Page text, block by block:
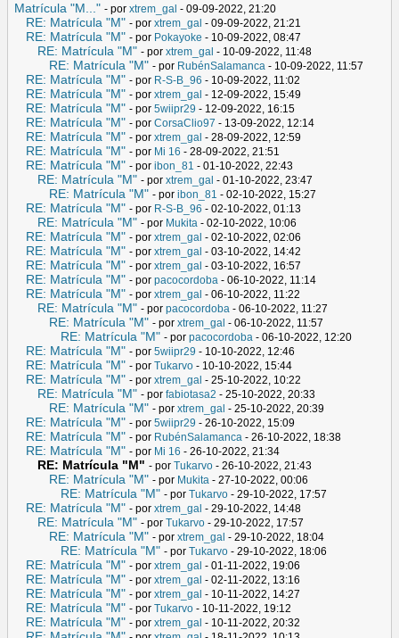
Matrícula "M..." - por xtrem_gal - 09-09-2022, 21:20
RE: Matrícula "M" - por xtrem_gal - 09-09-2022, 21:21
RE: Matrícula "M" - por Pokayoke - 10-09-2022, 08:47
RE: Matrícula "M" - por xtrem_gal - 10-09-2022, 11:48
RE: Matrícula "M" - por RubénSalamanca - 10-09-2022, 11:57
RE: Matrícula "M" - por R-S-B_96 - 10-09-2022, 11:02
RE: Matrícula "M" - por xtrem_gal - 12-09-2022, 15:49
RE: Matrícula "M" - por 5wiipr29 - 12-09-2022, 16:15
RE: Matrícula "M" - por CorsaClio97 - 13-09-2022, 12:14
RE: Matrícula "M" - por xtrem_gal - 28-09-2022, 12:59
RE: Matrícula "M" - por Mi 16 - 28-09-2022, 21:51
RE: Matrícula "M" - por ibon_81 - 01-10-2022, 22:43
RE: Matrícula "M" - por xtrem_gal - 01-10-2022, 23:47
RE: Matrícula "M" - por ibon_81 - 02-10-2022, 15:27
RE: Matrícula "M" - por R-S-B_96 - 02-10-2022, 01:13
RE: Matrícula "M" - por Mukita - 02-10-2022, 10:06
RE: Matrícula "M" - por xtrem_gal - 02-10-2022, 02:06
RE: Matrícula "M" - por xtrem_gal - 03-10-2022, 14:42
RE: Matrícula "M" - por xtrem_gal - 03-10-2022, 16:57
RE: Matrícula "M" - por pacocordoba - 06-10-2022, 11:14
RE: Matrícula "M" - por xtrem_gal - 06-10-2022, 11:22
RE: Matrícula "M" - por pacocordoba - 06-10-2022, 11:27
RE: Matrícula "M" - por xtrem_gal - 06-10-2022, 11:57
RE: Matrícula "M" - por pacocordoba - 06-10-2022, 12:20
RE: Matrícula "M" - por 5wiipr29 - 10-10-2022, 12:46
RE: Matrícula "M" - por Tukarvo - 10-10-2022, 15:44
RE: Matrícula "M" - por xtrem_gal - 25-10-2022, 10:22
RE: Matrícula "M" - por fabiotasa2 - 25-10-2022, 20:33
RE: Matrícula "M" - por xtrem_gal - 25-10-2022, 20:39
RE: Matrícula "M" - por 5wiipr29 - 26-10-2022, 15:09
RE: Matrícula "M" - por RubénSalamanca - 26-10-2022, 18:38
RE: Matrícula "M" - por Mi 16 - 26-10-2022, 21:34
RE: Matrícula "M" - por Tukarvo - 26-10-2022, 21:43
RE: Matrícula "M" - por Mukita - 27-10-2022, 00:06
RE: Matrícula "M" - por Tukarvo - 29-10-2022, 17:57
RE: Matrícula "M" - por xtrem_gal - 29-10-2022, 14:48
RE: Matrícula "M" - por Tukarvo - 29-10-2022, 17:57
RE: Matrícula "M" - por xtrem_gal - 29-10-2022, 18:04
RE: Matrícula "M" - por Tukarvo - 29-10-2022, 18:06
RE: Matrícula "M" - por xtrem_gal - 01-11-2022, 19:06
RE: Matrícula "M" - por xtrem_gal - 02-11-2022, 13:16
RE: Matrícula "M" - por xtrem_gal - 10-11-2022, 14:27
RE: Matrícula "M" - por Tukarvo - 10-11-2022, 19:12
RE: Matrícula "M" - por xtrem_gal - 10-11-2022, 20:32